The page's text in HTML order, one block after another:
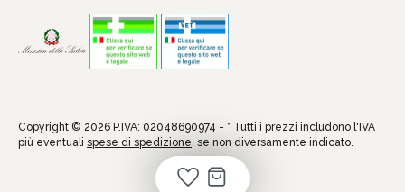
Copyright © 2026 P.IVA: 02048690974 - * Tutti i prezzi includono l'IVA
più eventuali spese di spedizione, se non diversamente indicato.